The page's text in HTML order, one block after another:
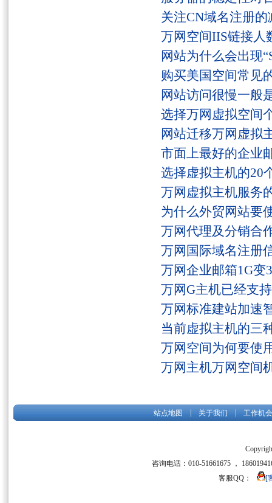
关注CN域名注册
万网空间IIS链接人
网站为什么会出现
购买美国空间常见
网站访问很慢一般
选择万网虚拟空间
网站迁移万网虚拟
市面上最好的企业
选择虚拟主机的20
万网虚拟主机服务
为什么外贸网站要
万网代理及分销合
万网国际域名注册
万网企业邮箱1G变
万网G主机已经支
万网标准建站加速
当前虚拟主机的三
万网空间为何要使
万网主机万网空间
站点地图 关于我们 工作机会
咨询电话：010-51661675 ，
客服QQ：
[